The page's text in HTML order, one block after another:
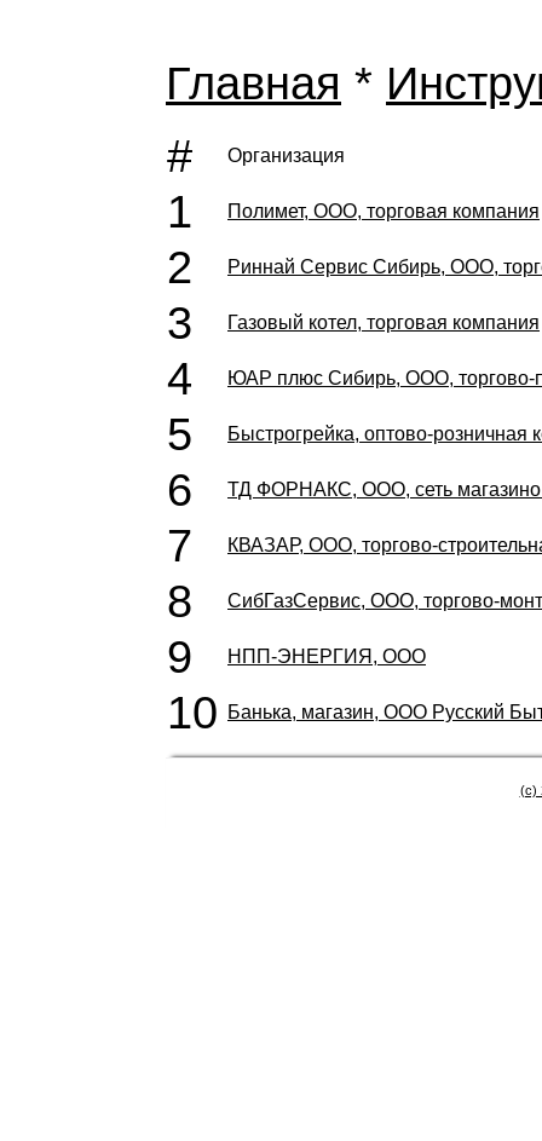
Главная *
#
Организация
1 Полимет, ООО, торговая компания
2 Риннай Сервис Сибирь, ООО,
3 Газовый котел, торговая компания
4 ЮАР плюс Сибирь, ООО, торгово-
5 Быстрогрейка, оптово-розничная
6 ТД ФОРНАКС, ООО, сеть
7 КВАЗАР, ООО, торгово-
8 СибГазСервис, ООО, торгово-
9 НПП-ЭНЕРГИЯ, ООО
10 Банька, магазин, ООО Русский
(c)